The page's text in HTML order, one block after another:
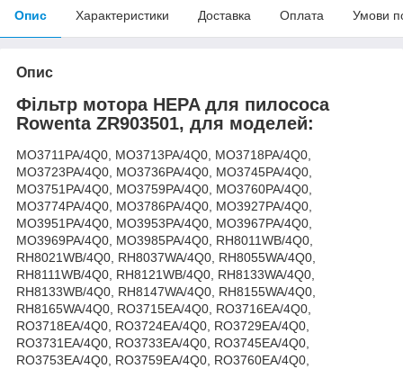
Опис Характеристики Доставка Оплата Умови
Опис
Фільтр мотора HEPA для пилососа
Rowenta ZR903501, для моделей:
MO3711PA/4Q0, MO3713PA/4Q0, MO3718PA/4Q0,
MO3723PA/4Q0, MO3736PA/4Q0, MO3745PA/4Q0,
MO3751PA/4Q0, MO3759PA/4Q0, MO3760PA/4Q0,
MO3774PA/4Q0, MO3786PA/4Q0, MO3927PA/4Q0,
MO3951PA/4Q0, MO3953PA/4Q0, MO3967PA/4Q0,
MO3969PA/4Q0, MO3985PA/4Q0, RH8011WB/4Q0,
RH8021WB/4Q0, RH8037WA/4Q0, RH8055WA/4Q0,
RH8111WB/4Q0, RH8121WB/4Q0, RH8133WA/4Q0,
RH8133WB/4Q0, RH8147WA/4Q0, RH8155WA/4Q0,
RH8165WA/4Q0, RO3715EA/4Q0, RO3716EA/4Q0,
RO3718EA/4Q0, RO3724EA/4Q0, RO3729EA/4Q0,
RO3731EA/4Q0, RO3733EA/4Q0, RO3745EA/4Q0,
RO3753EA/4Q0, RO3759EA/4Q0, RO3760EA/4Q0,